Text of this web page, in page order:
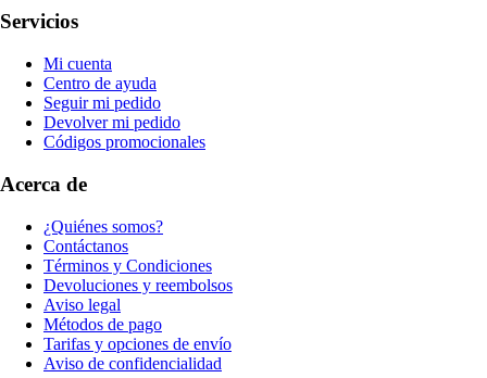
Servicios
Mi cuenta
Centro de ayuda
Seguir mi pedido
Devolver mi pedido
Códigos promocionales
Acerca de
¿Quiénes somos?
Contáctanos
Términos y Condiciones
Devoluciones y reembolsos
Aviso legal
Métodos de pago
Tarifas y opciones de envío
Aviso de confidencialidad